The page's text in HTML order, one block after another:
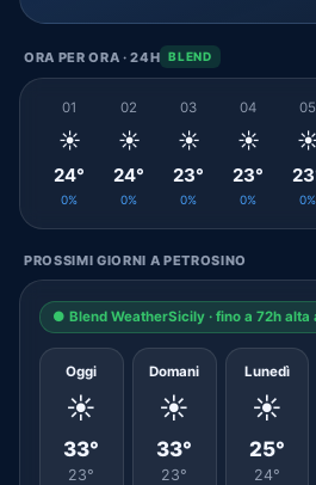
ORA PER ORA · 24H BLEND
01
☀️
24°
0%
02
☀️
24°
0%
03
☀️
23°
0%
04
☀️
23°
0%
05
0%
PROSSIMI GIORNI A PETROSINO
● Blend WeatherSicily · fino a 72h alta
Oggi
☀️
33°
23°
Domani
☀️
33°
23°
Lunedì
☀️
25°
24°